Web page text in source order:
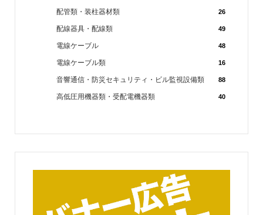
配管類・装柱器材類 26
配線器具・配線類 49
電線ケーブル 48
電線ケーブル類 16
音響通信・防災セキュリティ・ビル監視設備類 88
高低圧用機器類・受配電機器類 40